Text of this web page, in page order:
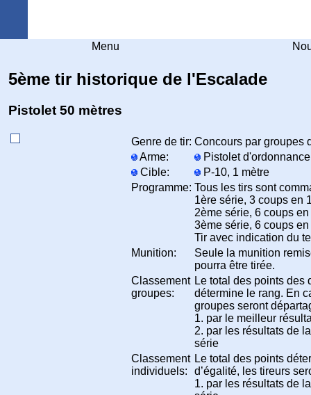
Menu
5ème tir historique de l'Escalade
Pistolet 50 mètres
Genre de tir: Concours par groupes
Arme:
Pistolet d'ordonnance
Cible:
P-10, 1 mètre
Programme: Tous les tirs sont
1ère série, 3 coups en
2ème série, 6 coups
3ème série, 6 coups
Tir avec indication du
Munition:
Seule la munition
pourra être tirée.
Classement
groupes:
Le total des points des
détermine le rang. En
groupes seront
1. par le meilleur
2. par les résultats de
série
Classement
individuels:
Le total des points
d’égalité, les tireurs
1. par les résultats de